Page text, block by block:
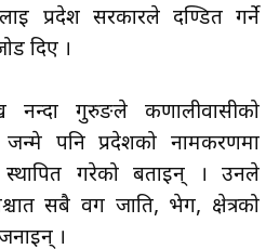
प्रदेश सरकारले दण्डित गर्ने
दिए ।
नन्दा गुरुङले कर्णालीवासीको
जन्मे पनि प्रदेशको नामकरणमा
गरेको बताइन् । उनले
सबै वर्ग जाति, भेग, क्षेत्रको
।